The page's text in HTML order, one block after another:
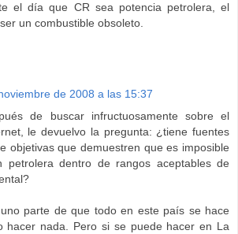
el día que CR sea potencia petrolera, el
un combustible obsoleto.
de 2008 a las 15:37
de buscar infructuosamente sobre el
le devuelvo la pregunta: ¿tiene fuentes
objetivas que demuestren que es imposible
petrolera dentro de rangos aceptables de
parte de que todo en este país se hace
hacer nada. Pero si se puede hacer en La